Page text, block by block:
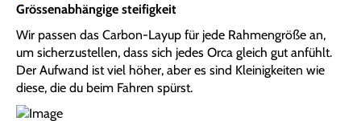
Grössenabhängige steifigkeit
Wir passen das Carbon-Layup für jede Rahmengröße an,
um sicherzustellen, dass sich jedes Orca gleich gut anfühlt.
Der Aufwand ist viel höher, aber es sind Kleinigkeiten wie
diese, die du beim Fahren spürst.